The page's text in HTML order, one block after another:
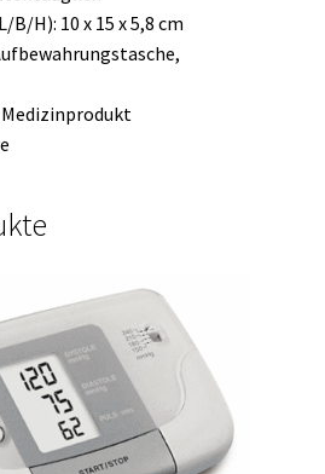
B/H): 10 x 15 x 5,8 cm